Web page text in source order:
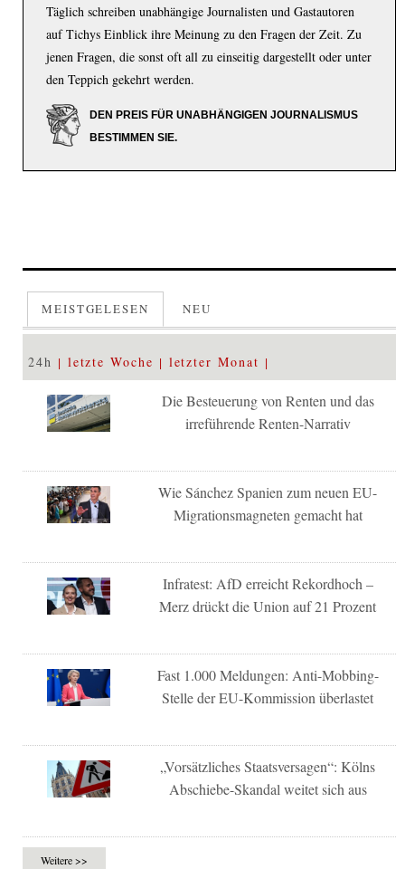
Täglich schreiben unabhängige Journalisten und Gastautoren
auf Tichys Einblick ihre Meinung zu den Fragen der Zeit. Zu
jenen Fragen, die sonst oft all zu einseitig dargestellt oder unter
den Teppich gekehrt werden.
DEN PREIS FÜR UNABHÄNGIGEN JOURNALISMUS
BESTIMMEN SIE.
MEISTGELESEN NEU
24h letzte Woche letzter Monat
Die Besteuerung von Renten und das
irreführende Renten-Narrativ
Wie Sánchez Spanien zum neuen EU-
Migrationsmagneten gemacht hat
Infratest: AfD erreicht Rekordhoch –
Merz drückt die Union auf 21 Prozent
Fast 1.000 Meldungen: Anti-Mobbing-
Stelle der EU-Kommission überlastet
„Vorsätzliches Staatsversagen“: Kölns
Abschiebe-Skandal weitet sich aus
Weitere >>